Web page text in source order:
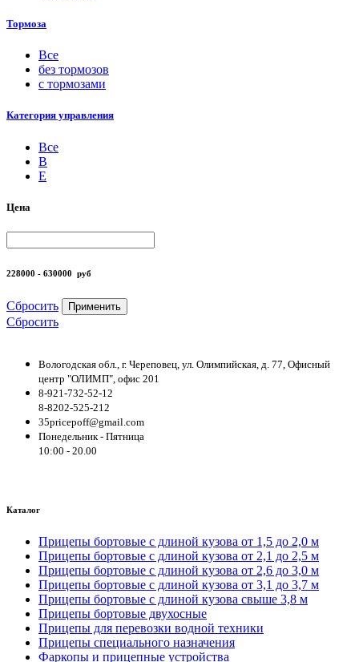
Тормоза
Все
без тормозов
с тормозами
Категория управления
Все
B
Е
Цена
228000 - 630000 руб
Сбросить Применить
Сбросить
Вологодская обл., г. Череповец, ул. Олимпийская, д. 77, Офисный
центр "ОЛИМП", офис 201
8-921-732-52-12
8-8202-525-212
35pricepoff@gmail.com
Понедельник - Пятница
10:00 - 20.00
Каталог
Прицепы бортовые с длиной кузова от 1,5 до 2,0 м
Прицепы бортовые с длиной кузова от 2,1 до 2,5 м
Прицепы бортовые с длиной кузова от 2,6 до 3,0 м
Прицепы бортовые с длиной кузова от 3,1 до 3,7 м
Прицепы бортовые с длиной кузова свыше 3,8 м
Прицепы бортовые двухосные
Прицепы для перевозки водной техники
Прицепы специального назначения
Фаркопы и прицепные устройства